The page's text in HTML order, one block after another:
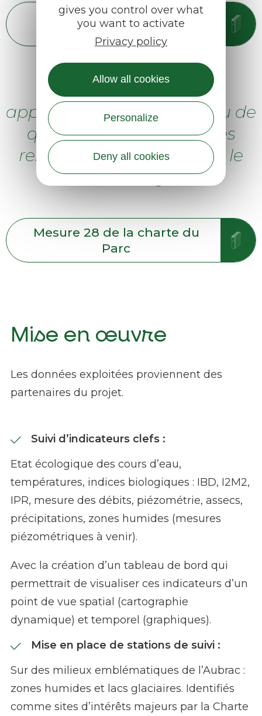
Mesure 1 de la charte du
Parc
approvisionnement en eau de
qualité, cohérent avec les
ressources disponibles et le
multi-usage »
Mesure 28 de la charte du
Parc
Mise en œuvre
Les données exploitées proviennent des
partenaires du projet.
Suivi d’indicateurs clefs :
Etat écologique des cours d’eau,
températures, indices biologiques : IBD, I2M2,
IPR, mesure des débits, piézométrie, assecs,
précipitations, zones humides (mesures
piézométriques à venir).
Avec la création d’un tableau de bord qui
permettrait de visualiser ces indicateurs d’un
point de vue spatial (cartographie
dynamique) et temporel (graphiques).
Mise en place de stations de suivi :
Sur des milieux emblématiques de l’Aubrac :
zones humides et lacs glaciaires. Identifiés
comme sites d’intérêts majeurs par la Charte
gives you control over what
you want to activate
Privacy policy
Allow all cookies
Personalize
Deny all cookies